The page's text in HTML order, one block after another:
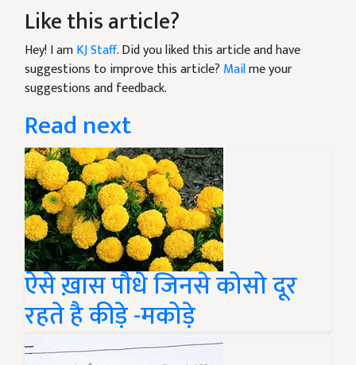
Like this article?
Hey! I amKJ Staff. Did you liked this article and have
suggestions to improve this article? Mailme your
suggestions and feedback.
Read next
ऐसे ख़ास पौधे जिनसे कोसो दूर
रहते है कीड़े -मकोड़े